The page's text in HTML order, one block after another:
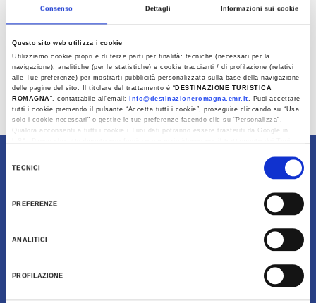
Consenso Dettagli Informazioni sui cookie
Questo sito web utilizza i cookie
Utilizziamo cookie propri e di terze parti per finalità: tecniche (necessari per la
navigazione), analitiche (per le statistiche) e cookie traccianti / di profilazione (relativi
alle Tue preferenze) per mostrarti pubblicità personalizzata sulla base della navigazione
delle pagine del sito. Il titolare del trattamento è “ DESTINAZIONE TURISTICA
ROMAGNA”, contattabile all'email:info@destinazioneromagna.emr.it. Puoi accettare
tutti i cookie premendo il pulsante “Accetta tutti i cookie”, proseguire cliccando su “Usa
solo i cookie necessari" o gestire le tue preferenze facendo clic su “Personalizza”.
Qualora acconsenti a tutti i cookie i Tuoi dati potranno essere trasferiti da Google in
TECNICI
PREFERENZE
ANALITICI
PROFILAZIONE
different sizes and qualities, trellises, string,
evidenced today by the collections in the
Ecomuseum of Marshland Grassesand the
traditionalFestival of Marshland Grasses,
which takes place every year In September.
Last update 09/10/2021
Content owned by Destinazione Turistica Romagna